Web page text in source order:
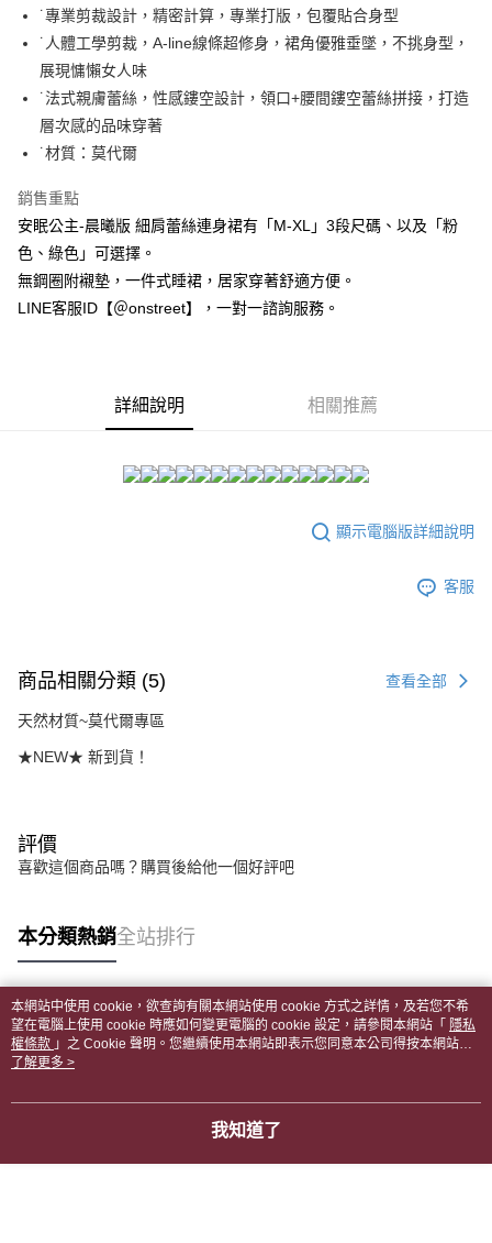
台新國際商業銀行
中國信託商業銀行
台灣樂天信用卡公司
AFTEE先享後付
相關說明
【關於「AFTEE先享後付」】
AFTEE先享後付是「在收到商品之後才付款」的支付方式。 讓您購物簡單
便利好安心！
１．簡單：不需註冊會員、不需綁卡、不需儲值。
２．便利：只要手機號碼，簡訊認證，即可結帳。
【「AFTEE先享後付」結帳流程】
１．於結帳方式選擇「AFTEE先享後付」後，將跳轉至「AFTEE先享後付」
結帳頁面，進行簡訊認證並確認金額後，即可完成結帳。
３．收到繳費通知簡訊後14天內，點擊此簡訊中的連結，可透過四大超商／
ATM／網路銀行／等多元方式進行付款，方視為交易完成。
是否繳費成功／繳費後需取消欲退款等相關疑問，請聯繫「AFTEE先享後付
客戶支援中心」https://netprotections.freshdesk.com/support/home
１．透過由恩沛科技股份有限公司提供之「AFTEE先享後付」服務完成之交
３．未成年的使用者請事先徵得法定代理人或監護人之同意方可使用
請求用戶進行身份認證。
恩沛科技股份有限公司將有權停止該用戶之使用額度並採取法律行動。
運送方式
每筆NT$80，滿NT$1,500(含以上)免運費
付款後全家取貨
每筆NT$80，滿NT$1,500(含以上)免運費
7-11付款取貨
每筆NT$80，滿NT$1,500(含以上)免運費
每筆NT$80，滿NT$1,500(含以上)免運費
˙專業剪裁設計，精密計算，專業打版，包覆貼合身型
˙人體工學剪裁，A-line線條超修身，裙角優雅垂墜，不挑身型，
展現慵懶女人味
˙法式親膚蕾絲，性感鏤空設計，領口+腰間鏤空蕾絲拼接，打造
層次感的品味穿著
˙材質：莫代爾
銷售重點
安眠公主-晨曦版 細肩蕾絲連身裙有「M-XL」3段尺碼、以及「粉
色、綠色」可選擇。
無鋼圈附襯墊，一件式睡裙，居家穿著舒適方便。
LINE客服ID【＠onstreet】，一對一諮詢服務。
詳細說明 相關推薦
顯示電腦版詳細說明
客服
商品相關分類 (5) 查看全部
天然材質~莫代爾專區
★NEW★ 新到貨！
評價
喜歡這個商品嗎？購買後給他一個好評吧
本分類熱銷全站排行
熱門標籤
本網站中使用 cookie，欲查詢有關本網站使用 cookie 方式之詳情，及若您不希
望在電腦上使用 cookie 時應如何變更電腦的 cookie 設定，請參閱本網站「 隱私
權條款 」之 Cookie 聲明。您繼續使用本網站即表示您同意本公司得按本網站使
用條款之 Cookie 聲明使用 cookie。
了解更多 >
我知道了